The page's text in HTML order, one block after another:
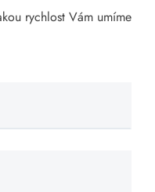
rychlost Vám umíme